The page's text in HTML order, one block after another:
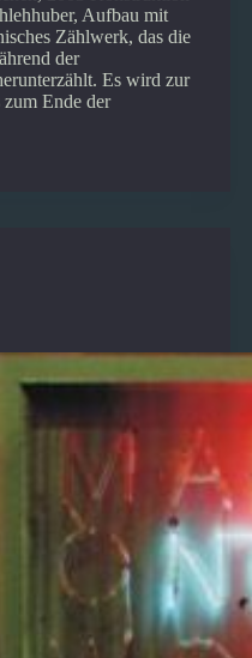
Aufbau mit
Zählwerk, das die
der
Es wird zur
zum Ende der